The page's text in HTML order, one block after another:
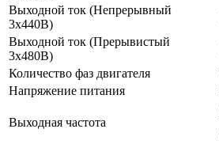
Выходной ток (Непрерывный
3x440В)
Выходной ток (Прерывистый
3x480В)
Количество фаз двигателя
Напряжение питания
Выходная частота